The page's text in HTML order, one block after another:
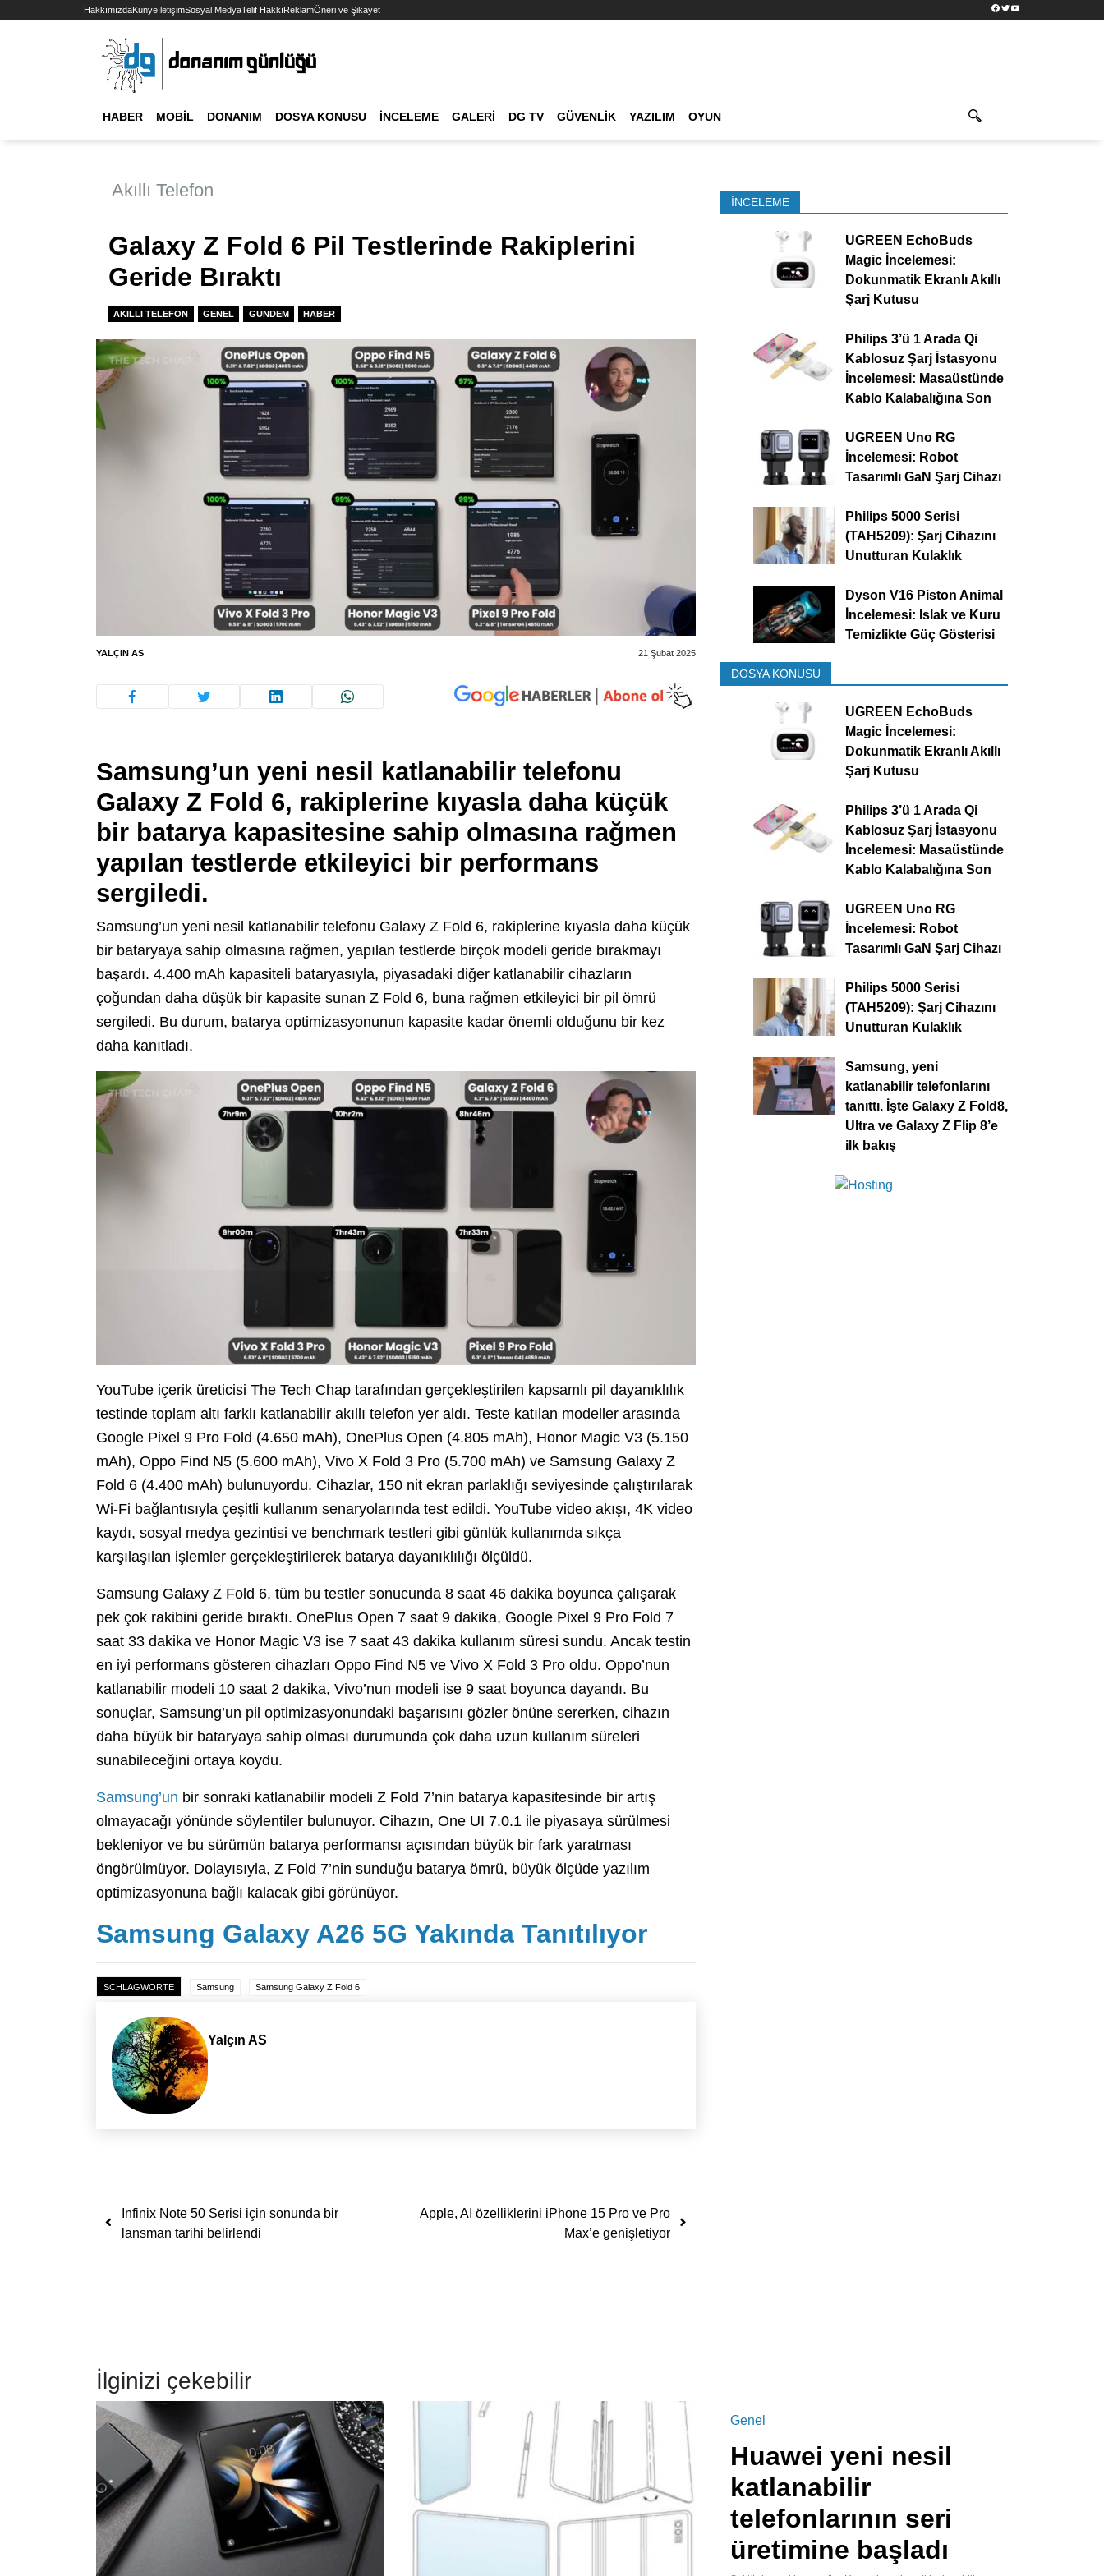
HakkımızdaKünyeİletişimSosyal MedyaTelif HakkıReklamÖneri ve Şikayet Facebook
TwitterYouTube
HABER MOBIL DONANIM DOSYA KONUSU İNCELEME GALERI DG TV GÜVENLIK YAZILIM OYUN
Akıllı Telefon
Galaxy Z Fold 6 Pil Testlerinde Rakiplerini
Geride Bıraktı
AKILLI TELEFON GENEL GUNDEM HABER
YALÇIN AS 21 Şubat 2025
Samsung’un yeni nesil katlanabilir telefonu
Galaxy Z Fold 6, rakiplerine kıyasla daha küçük
bir batarya kapasitesine sahip olmasına rağmen
yapılan testlerde etkileyici bir performans
sergiledi.
Samsung’un yeni nesil katlanabilir telefonu Galaxy Z Fold 6, rakiplerine kıyasla daha küçük
bir bataryaya sahip olmasına rağmen, yapılan testlerde birçok modeli geride bırakmayı
başardı. 4.400 mAh kapasiteli bataryasıyla, piyasadaki diğer katlanabilir cihazların
çoğundan daha düşük bir kapasite sunan Z Fold 6, buna rağmen etkileyici bir pil ömrü
sergiledi. Bu durum, batarya optimizasyonunun kapasite kadar önemli olduğunu bir kez
daha kanıtladı.
YouTube içerik üreticisi The Tech Chap tarafından gerçekleştirilen kapsamlı pil dayanıklılık
testinde toplam altı farklı katlanabilir akıllı telefon yer aldı. Teste katılan modeller arasında
Google Pixel 9 Pro Fold (4.650 mAh), OnePlus Open (4.805 mAh), Honor Magic V3 (5.150
mAh), Oppo Find N5 (5.600 mAh), Vivo X Fold 3 Pro (5.700 mAh) ve Samsung Galaxy Z
Fold 6 (4.400 mAh) bulunuyordu. Cihazlar, 150 nit ekran parlaklığı seviyesinde çalıştırılarak
Wi-Fi bağlantısıyla çeşitli kullanım senaryolarında test edildi. YouTube video akışı, 4K video
kaydı, sosyal medya gezintisi ve benchmark testleri gibi günlük kullanımda sıkça
karşılaşılan işlemler gerçekleştirilerek batarya dayanıklılığı ölçüldü.
Samsung Galaxy Z Fold 6, tüm bu testler sonucunda 8 saat 46 dakika boyunca çalışarak
pek çok rakibini geride bıraktı. OnePlus Open 7 saat 9 dakika, Google Pixel 9 Pro Fold 7
saat 33 dakika ve Honor Magic V3 ise 7 saat 43 dakika kullanım süresi sundu. Ancak testin
en iyi performans gösteren cihazları Oppo Find N5 ve Vivo X Fold 3 Pro oldu. Oppo’nun
katlanabilir modeli 10 saat 2 dakika, Vivo’nun modeli ise 9 saat boyunca dayandı. Bu
sonuçlar, Samsung’un pil optimizasyonundaki başarısını gözler önüne sererken, cihazın
daha büyük bir bataryaya sahip olması durumunda çok daha uzun kullanım süreleri
sunabileceğini ortaya koydu.
Samsung’un bir sonraki katlanabilir modeli Z Fold 7’nin batarya kapasitesinde bir artış
olmayacağı yönünde söylentiler bulunuyor. Cihazın, One UI 7.0.1 ile piyasaya sürülmesi
bekleniyor ve bu sürümün batarya performansı açısından büyük bir fark yaratması
öngörülmüyor. Dolayısıyla, Z Fold 7’nin sunduğu batarya ömrü, büyük ölçüde yazılım
optimizasyonuna bağlı kalacak gibi görünüyor.
Samsung Galaxy A26 5G Yakında Tanıtılıyor
SCHLAGWORTE Samsung Samsung Galaxy Z Fold 6
Yalçın AS
Yazı dolaşımı
Infinix Note 50 Serisi için sonunda bir
lansman tarihi belirlendi
Apple, AI özelliklerini iPhone 15 Pro ve Pro
Max’e genişletiyor
İNCELEME
UGREEN EchoBuds
Magic İncelemesi:
Dokunmatik Ekranlı Akıllı
Şarj Kutusu
Philips 3’ü 1 Arada Qi
Kablosuz Şarj İstasyonu
İncelemesi: Masaüstünde
Kablo Kalabalığına Son
UGREEN Uno RG
İncelemesi: Robot
Tasarımlı GaN Şarj Cihazı
Philips 5000 Serisi
(TAH5209): Şarj Cihazını
Unutturan Kulaklık
Dyson V16 Piston Animal
İncelemesi: Islak ve Kuru
Temizlikte Güç Gösterisi
DOSYA KONUSU
UGREEN EchoBuds
Magic İncelemesi:
Dokunmatik Ekranlı Akıllı
Şarj Kutusu
Philips 3’ü 1 Arada Qi
Kablosuz Şarj İstasyonu
İncelemesi: Masaüstünde
Kablo Kalabalığına Son
UGREEN Uno RG
İncelemesi: Robot
Tasarımlı GaN Şarj Cihazı
Philips 5000 Serisi
(TAH5209): Şarj Cihazını
Unutturan Kulaklık
Samsung, yeni
katlanabilir telefonlarını
tanıttı. İşte Galaxy Z Fold8,
Ultra ve Galaxy Z Flip 8’e
ilk bakış
İlginizi çekebilir
Genel
Huawei yeni nesil
katlanabilir
telefonlarının seri
üretimine başladı